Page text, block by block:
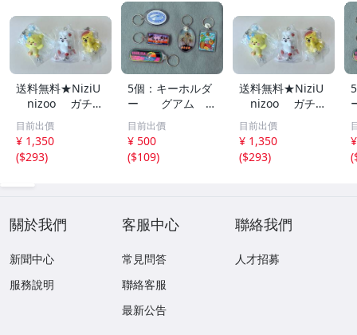
送料無料★NiziU
nizoo ガチャ
★リヨ ラーヌ
リチュ リオ リ
マ リク★カニカ
ン
目前出價
¥ 1,350
($293)
5個：キーホルダ
ー グアム G
UAM 観光土
産 透明プラスチ
ック
目前出價
¥ 500
($109)
送料無料★NiziU
nizoo ガチャ
★リヨ ラーヌ
リチュ リオ リ
マ リク★カニカ
ン
目前出價
¥ 1,350
($293)
(
關於我們
新聞中心
服務說明
客服中心
常見問答
聯絡客服
最新公告
聯絡我們
人才招募